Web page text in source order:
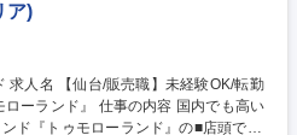
用制度有/残業月10H/地域限定
ア)
勤
内容 国内でも高い
ド『トゥモローランド』の■店頭での